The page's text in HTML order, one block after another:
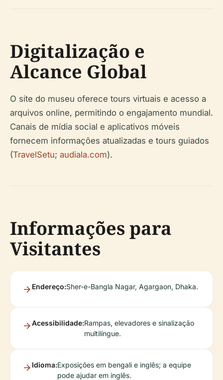
Digitalização e
Alcance Global
O site do museu oferece tours virtuais e acesso a
arquivos online, permitindo o engajamento mundial.
Canais de mídia social e aplicativos móveis
fornecem informações atualizadas e tours guiados
(TravelSetu; audiala.com).
Informações para
Visitantes
Endereço:Sher-e-Bangla Nagar, Agargaon, Dhaka.
Acessibilidade:Rampas, elevadores e sinalização
multilíngue.
Idioma:Exposições em bengali e inglês; a equipe
pode ajudar em inglês.